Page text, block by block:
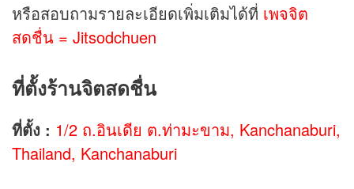
หรือสอบถามรายละเอียดเพิ่มเติมได้ที่ เพจจิต
สดชื่น = Jitsodchuen
ที่ตั้งร้านจิตสดชื่น
ที่ตั้ง : 1/2 ถ.อินเดีย ต.ท่ามะขาม, Kanchanaburi,
Thailand, Kanchanaburi